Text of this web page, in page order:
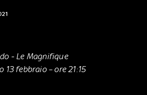
‒ Le Magnifique
13 febbraio – ore 21:15